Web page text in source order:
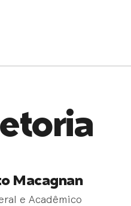
Macagnan
e Acadêmico